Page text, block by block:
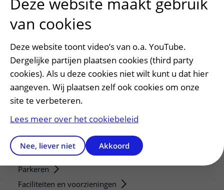
Verwijzers
Teleconsult aanvragen
Diagnostiek aanvragen
Zorgverlenersportaal
Contact
Wat is uw ervaring met het UMC Utrecht?
Adres en route
Parkeren
Faciliteiten en voorzieningen
van cookies
Deze website toont video’s van o.a. YouTube.
Dergelijke partijen plaatsen cookies (third party
cookies). Als u deze cookies niet wilt kunt u dat hier
aangeven. Wij plaatsen zelf ook cookies om onze
site te verbeteren.
Lees meer over het cookiebeleid
Nee, liever niet Akkoord